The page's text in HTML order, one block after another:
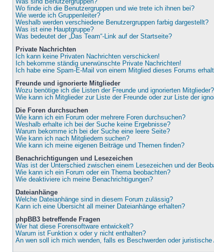
Was sind Benutzergruppen?
Wo finde ich die Benutzergruppen und wie trete ich ihnen bei?
Wie werde ich Gruppenleiter?
Weshalb werden verschiedene Benutzergruppen farbig dargestellt?
Was ist eine Hauptgruppe?
Was bedeutet der „Das Team“-Link auf der Startseite?
Private Nachrichten
Ich kann keine Privaten Nachrichten verschicken!
Ich bekomme ständig unerwünschte Private Nachrichten!
Ich habe eine Spam-E-Mail von einem Mitglied dieses Forums
Freunde und ignorierte Mitglieder
Wozu benötige ich die Listen der Freunde und ignorierten Mitglieder?
Wie kann ich Mitglieder zur Liste der Freunde oder zur Liste der
Die Foren durchsuchen
Wie kann ich ein Forum oder mehrere Foren durchsuchen?
Weshalb erhalte ich bei der Suche keine Ergebnisse?
Warum bekomme ich bei der Suche eine leere Seite?
Wie kann ich nach Mitgliedern suchen?
Wie kann ich meine eigenen Beiträge und Themen finden?
Benachrichtigungen und Lesezeichen
Was ist der Unterschied zwischen einem Lesezeichen und der
Wie kann ich ein Forum oder ein Thema beobachten?
Wie deaktiviere ich meine Benachrichtigungen?
Dateianhänge
Welche Dateianhänge sind in diesem Forum zulässig?
Kann ich eine Übersicht all meiner Dateianhänge erhalten?
phpBB3 betreffende Fragen
Wer hat diese Forensoftware entwickelt?
Warum ist Funktion x oder y nicht enthalten?
An wen soll ich mich wenden, falls es Beschwerden oder